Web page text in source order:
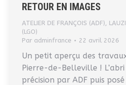
RETOUR EN IMAGES
ATELIER DE FRANÇOIS (ADF)
(LGO)
Par adminfrance 22 avril 2026
Un petit aperçu des
Pierre-de-Belleville !
précision par ADF puis